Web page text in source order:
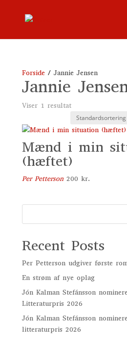
Forside/ Jannie Jensen
Jannie
Viser 1 resultat
Mænd i min
(hæftet)
Per Petterson 200 kr.
Recent Posts
Per Petterson udgiver første
En strøm af nye oplag
Jón Kalman Stefánsson
Litteraturpris 2026
Jón Kalman Stefánsson
litteraturpris 2026